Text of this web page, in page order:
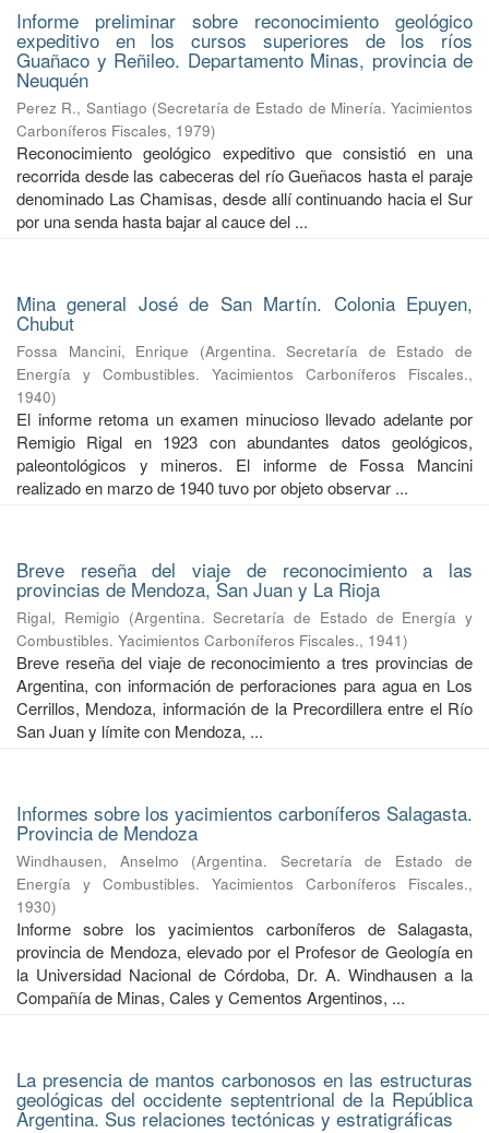
Informe preliminar sobre reconocimiento geológico
expeditivo en los cursos superiores de los ríos
Guañaco y Reñileo. Departamento Minas, provincia de
Neuquén
Perez R., Santiago (Secretaría de Estado de Minería. Yacimientos
Carboníferos Fiscales, 1979)
Reconocimiento geológico expeditivo que consistió en una
recorrida desde las cabeceras del río Gueñacos hasta el paraje
denominado Las Chamisas, desde allí continuando hacia el Sur
por una senda hasta bajar al cauce del ...
Mina general José de San Martín. Colonia Epuyen,
Chubut
Fossa Mancini, Enrique (Argentina. Secretaría de Estado de
Energía y Combustibles. Yacimientos Carboníferos Fiscales.,
1940)
El informe retoma un examen minucioso llevado adelante por
Remigio Rigal en 1923 con abundantes datos geológicos,
paleontológicos y mineros. El informe de Fossa Mancini
realizado en marzo de 1940 tuvo por objeto observar ...
Breve reseña del viaje de reconocimiento a las
provincias de Mendoza, San Juan y La Rioja
Rigal, Remigio (Argentina. Secretaría de Estado de Energía y
Combustibles. Yacimientos Carboníferos Fiscales., 1941)
Breve reseña del viaje de reconocimiento a tres provincias de
Argentina, con información de perforaciones para agua en Los
Cerrillos, Mendoza, información de la Precordillera entre el Río
San Juan y límite con Mendoza, ...
Informes sobre los yacimientos carboníferos Salagasta.
Provincia de Mendoza
Windhausen, Anselmo (Argentina. Secretaría de Estado de
Energía y Combustibles. Yacimientos Carboníferos Fiscales.,
1930)
Informe sobre los yacimientos carboníferos de Salagasta,
provincia de Mendoza, elevado por el Profesor de Geología en
la Universidad Nacional de Córdoba, Dr. A. Windhausen a la
Compañía de Minas, Cales y Cementos Argentinos, ...
La presencia de mantos carbonosos en las estructuras
geológicas del occidente septentrional de la República
Argentina. Sus relaciones tectónicas y estratigráficas